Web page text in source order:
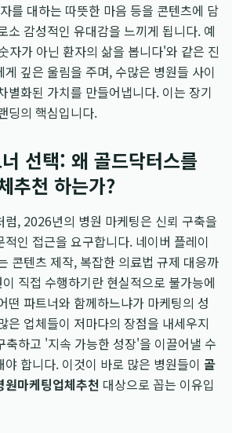
를 대하는 따뜻한 마음 등을 콘텐츠에 담
소 감성적인 유대감을 느끼게 됩니다. 예
자가 아닌 환자의 삶을 봅니다'와 같은 진
깊은 울림을 주며, 수많은 병원들 사이
별화된 가치를 만들어냅니다. 이는 장기
딩의 핵심입니다.
선택: 왜 골드닥터스를
추천 하는가?
럼, 2026년의 병원 마케팅은 신뢰 구축을
인 접근을 요구합니다. 네이버 플레이
콘텐츠 제작, 복잡한 의료법 규제 대응까
직접 수행하기란 현실적으로 불가능에
떤 파트너와 함께하느냐가 마케팅의 성
은 업체들이 저마다의 장점을 내세우지
축하고 '지속 가능한 성장'을 이끌어낼 수
합니다. 이것이 바로 많은 병원들이 골
원마케팅업체추천 대상으로 꼽는 이유입